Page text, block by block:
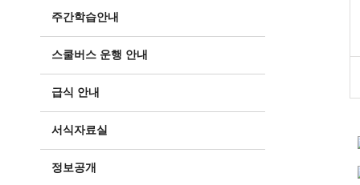
주간학습안내
스쿨버스 운행 안내
급식 안내
서식자료실
정보공개